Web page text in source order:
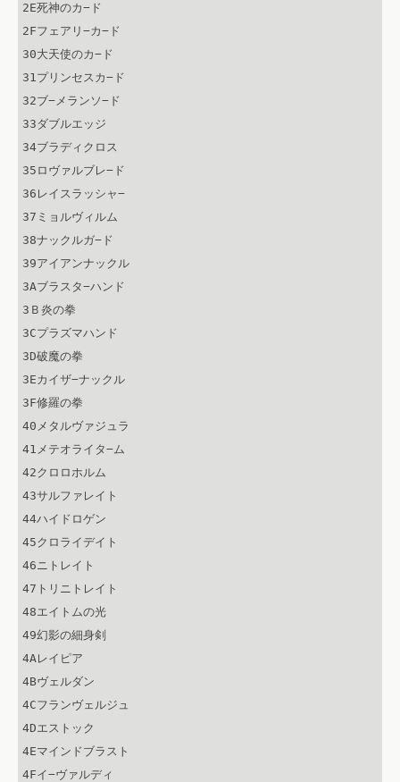
2E死神のカ−ド
2Fフェアリ−カ−ド
30大天使のカ−ド
31プリンセスカ−ド
32ブ−メランソ−ド
33ダブルエッジ
34ブラディクロス
35ロヴァルブレ−ド
36レイスラッシャ−
37ミョルヴィルム
38ナックルガ−ド
39アイアンナックル
3Aブラスタ−ハンド
3Ｂ炎の拳
3Cプラズマハンド
3D破魔の拳
3Eカイザ−ナックル
3F修羅の拳
40メタルヴァジュラ
41メテオライタ−ム
42クロロホルム
43サルファレイト
44ハイドロゲン
45クロライデイト
46ニトレイト
47トリニトレイト
48エイトムの光
49幻影の細身剣
4Aレイピア
4Bヴェルダン
4Cフランヴェルジュ
4Dエストック
4Eマインドブラスト
4Fイ−ヴァルディ